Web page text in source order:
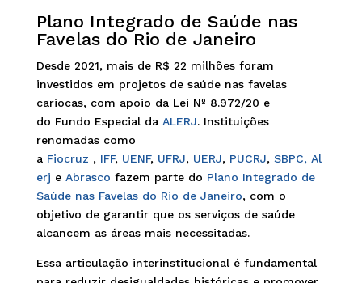
Plano Integrado de Saúde nas
Favelas do Rio de Janeiro
Desde 2021, mais de R$ 22 milhões foram
investidos em projetos de saúde nas favelas
cariocas, com apoio da Lei Nº 8.972/20 e
do Fundo Especial da ALERJ. Instituições
renomadas como
a Fiocruz , IFF, UENF, UFRJ, UERJ, PUCRJ, SBPC, Al
erj e Abrasco fazem parte do Plano Integrado de
Saúde nas Favelas do Rio de Janeiro, com o
objetivo de garantir que os serviços de saúde
alcancem as áreas mais necessitadas.
Essa articulação interinstitucional é fundamental